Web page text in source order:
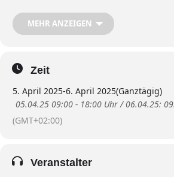
MEHR ANZEIGEN
Zeit
5. April 2025-6. April 2025(Ganztägig)
05.04.25 09:00 - 18:00 Uhr / 06.04.25:
(GMT+02:00)
Veranstalter